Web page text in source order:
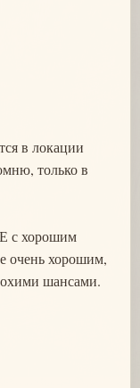
в локации
только в
с хорошим
очень хорошим,
шансами.